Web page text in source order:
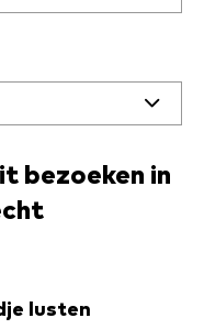
bezoeken in
lusten